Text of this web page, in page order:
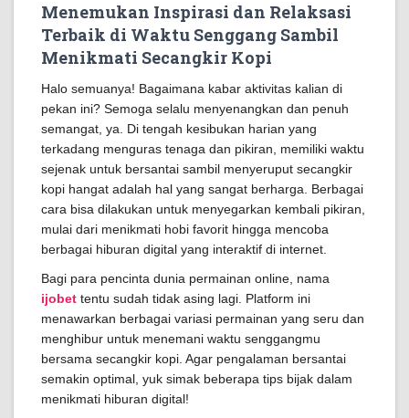
Menemukan Inspirasi dan Relaksasi
Terbaik di Waktu Senggang Sambil
Menikmati Secangkir Kopi
Halo semuanya! Bagaimana kabar aktivitas kalian di
pekan ini? Semoga selalu menyenangkan dan penuh
semangat, ya. Di tengah kesibukan harian yang
terkadang menguras tenaga dan pikiran, memiliki waktu
sejenak untuk bersantai sambil menyeruput secangkir
kopi hangat adalah hal yang sangat berharga. Berbagai
cara bisa dilakukan untuk menyegarkan kembali pikiran,
mulai dari menikmati hobi favorit hingga mencoba
berbagai hiburan digital yang interaktif di internet.
Bagi para pencinta dunia permainan online, nama
ijobet tentu sudah tidak asing lagi. Platform ini
menawarkan berbagai variasi permainan yang seru dan
menghibur untuk menemani waktu senggangmu
bersama secangkir kopi. Agar pengalaman bersantai
semakin optimal, yuk simak beberapa tips bijak dalam
menikmati hiburan digital!